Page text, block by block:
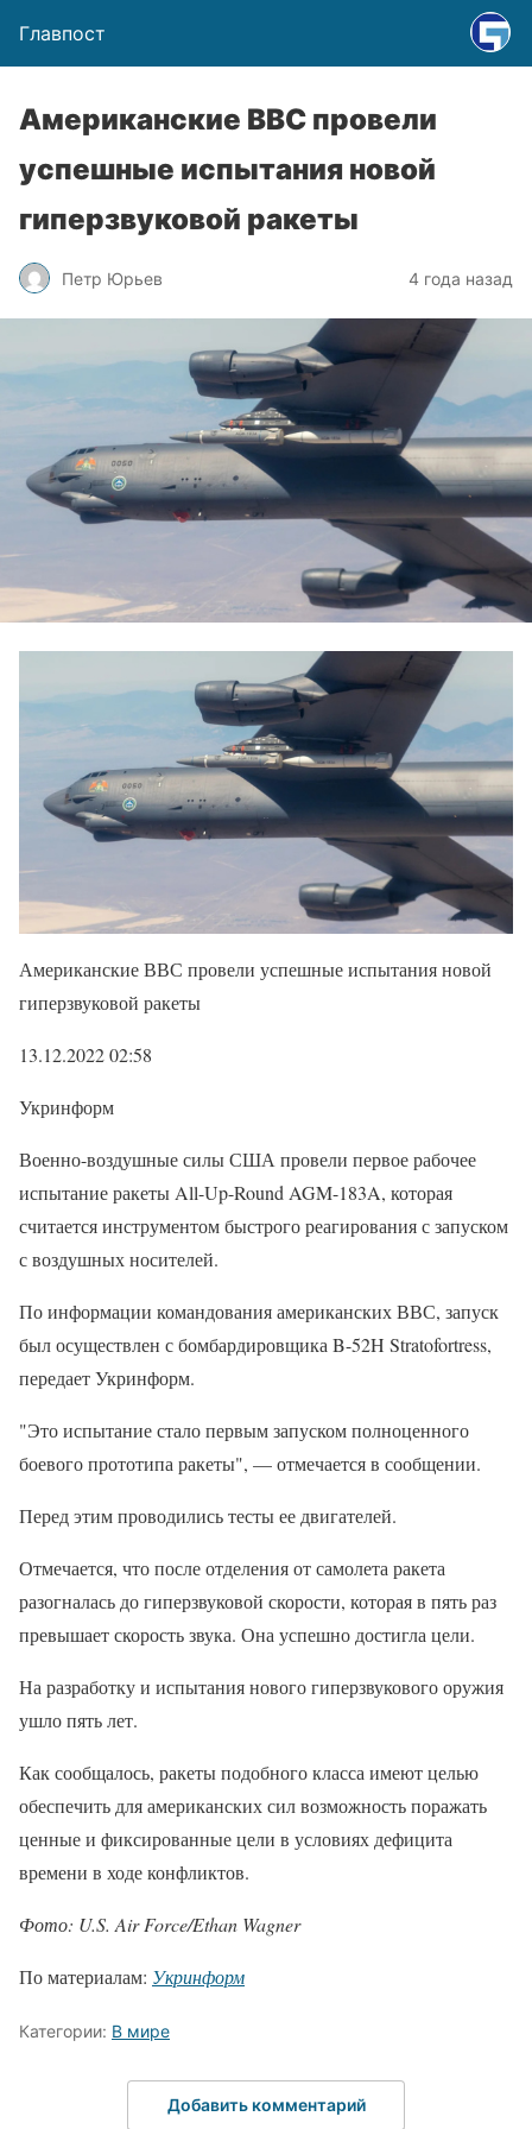
Главпост
Американские ВВС провели
успешные испытания новой
гиперзвуковой ракеты
Петр Юрьев 4 года назад
Американские ВВС провели успешные испытания новой
гиперзвуковой ракеты
13.12.2022 02:58
Укринформ
Военно-воздушные силы США провели первое рабочее
испытание ракеты All-Up-Round AGM-183A, которая
считается инструментом быстрого реагирования с запуском
с воздушных носителей.
По информации командования американских ВВС, запуск
был осуществлен с бомбардировщика B-52H Stratofortress,
передает Укринформ.
"Это испытание стало первым запуском полноценного
боевого прототипа ракеты", — отмечается в сообщении.
Перед этим проводились тесты ее двигателей.
Отмечается, что после отделения от самолета ракета
разогналась до гиперзвуковой скорости, которая в пять раз
превышает скорость звука. Она успешно достигла цели.
На разработку и испытания нового гиперзвукового оружия
ушло пять лет.
Как сообщалось, ракеты подобного класса имеют целью
обеспечить для американских сил возможность поражать
ценные и фиксированные цели в условиях дефицита
времени в ходе конфликтов.
Фото: U.S. Air Force/Ethan Wagner
По материалам: Укринформ
Категории: В мире
Добавить комментарий